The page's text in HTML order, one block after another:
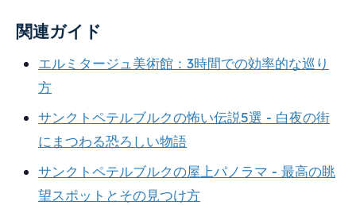
関連ガイド
エルミタージュ美術館：3時間での効率的な巡り
方
サンクトペテルブルクの怖い伝説5選 - 白夜の街
にまつわる恐ろしい物語
サンクトペテルブルクの屋上パノラマ - 最高の眺
望スポットとその見つけ方